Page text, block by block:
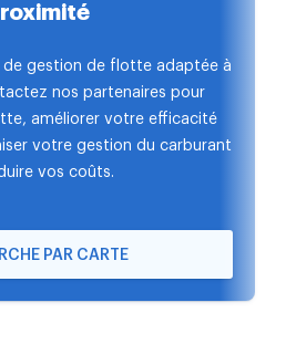
de gestion de flotte adaptée à
nos partenaires pour
améliorer votre efficacité
votre gestion du carburant
vos coûts.
PAR CARTE